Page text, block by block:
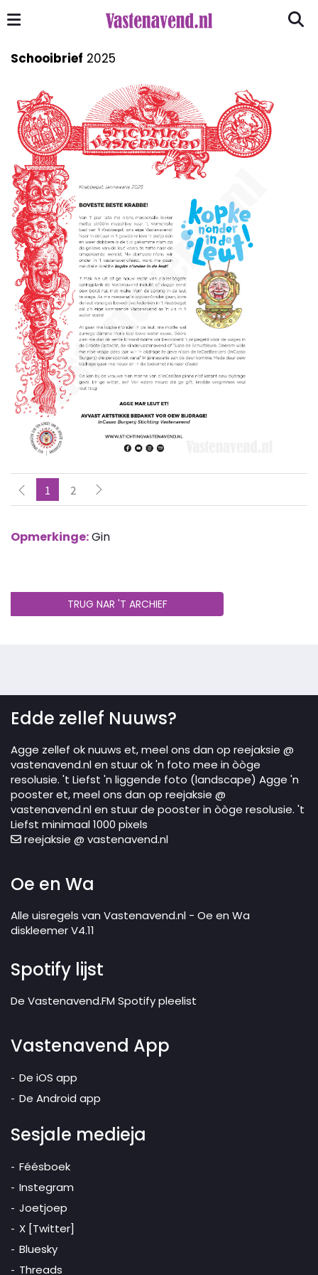
Schooibrief 2025
1 2
Opmerkinge:Gin
TRUG NAR 'T ARCHIEF
Edde zellef Nuuws?
Agge zellef ok nuuws et, meel ons dan op reejaksie @
vastenavend.nl en stuur ok 'n foto mee in òòge
resolusie. 't Liefst 'n liggende foto (landscape) Agge 'n
pooster et, meel ons dan op reejaksie @
vastenavend.nl en stuur de pooster in òòge resolusie. 't
Liefst minimaal 1000 pixels
reejaksie @ vastenavend.nl
Oe en Wa
Alle uisregels van Vastenavend.nl - Oe en Wa
diskleemer V4.11
Spotify lijst
De Vastenavend.FM Spotify pleelist
Vastenavend App
De iOS app
De Android app
Sesjale medieja
Féésboek
Instegram
Joetjoep
X [Twitter]
Bluesky
Threads